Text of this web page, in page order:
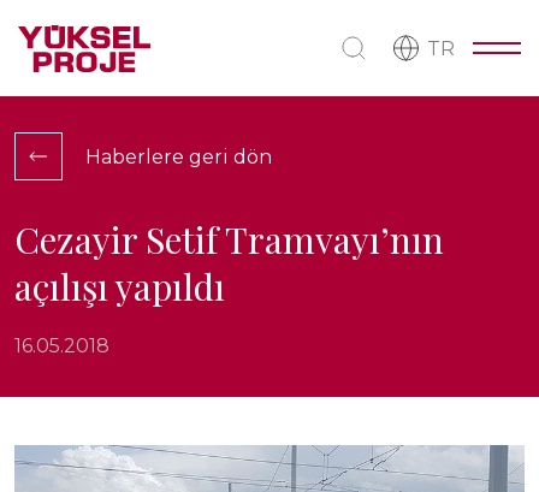
TR
Haberlere geri dön
Cezayir Setif Tramvayı’nın
açılışı yapıldı
16.05.2018